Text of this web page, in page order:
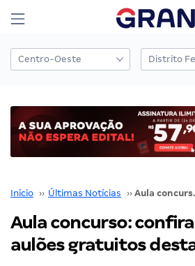
Início ›› Últimas Notícias ›› Aula
Aula concurso:
aulões gratuitos